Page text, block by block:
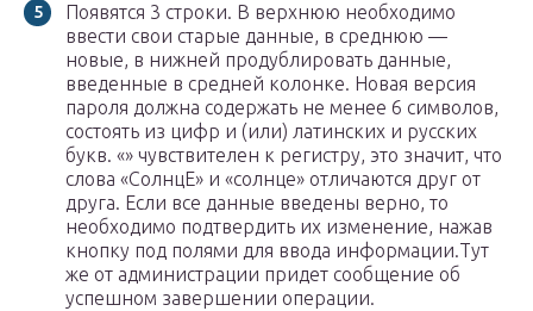
Появятся 3 строки. В верхнюю необходимо
ввести свои старые данные, в среднюю —
новые, в нижней продублировать данные,
введенные в средней колонке. Новая версия
пароля должна содержать не менее 6 символов,
состоять из цифр и (или) латинских и русских
букв. «» чувствителен к регистру, это значит, что
слова «СолнцЕ» и «солнце» отличаются друг от
друга. Если все данные введены верно, то
необходимо подтвердить их изменение, нажав
кнопку под полями для ввода информации.Тут
же от администрации придет сообщение об
успешном завершении операции.